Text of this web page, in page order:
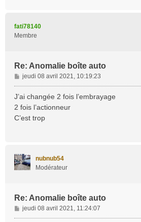
fati78140
Membre
Re: Anomalie boîte auto
M
e
s
s
g
jeudi 08 avril 2021, 10:19:23
J’ai changée 2 fois l’embrayage
2 fois l’actionneur
C’est trop
nubnub54
Modérateur
Re: Anomalie boîte auto
M
e
jeudi 08 avril 2021, 11:24:07